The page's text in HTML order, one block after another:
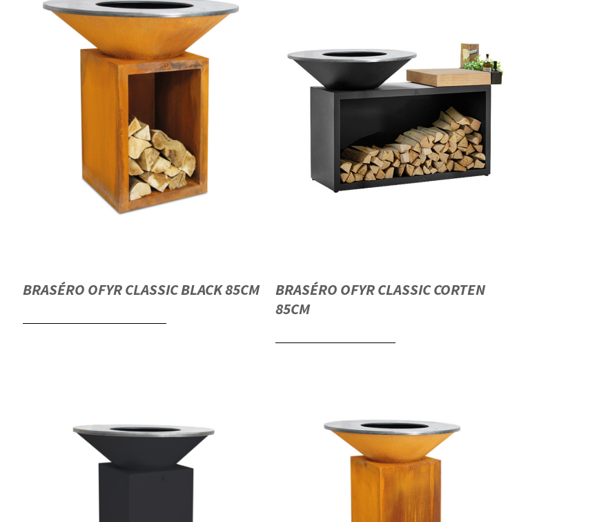
BRASÉRO OFYR CLASSIC BLACK 85CM
BRASÉRO OFYR CLASSIC CORTEN
85CM